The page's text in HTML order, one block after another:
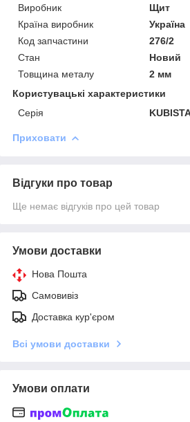
Виробник
Щит
Країна виробник
Україна
Код запчастини
276/2
Стан
Новий
Товщина металу
2 мм
Користувацькі характеристики
Серія
Приховати
Відгуки про товар
Ще немає відгуків про цей товар
Умови доставки
Нова Пошта
Самовивіз
Доставка кур'єром
Всі умови доставки
Умови оплати